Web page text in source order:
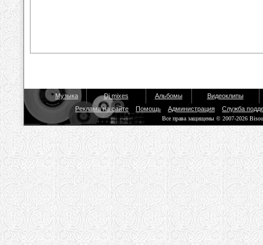
Музыка Dj mixes Альбомы
Видеоклипы
Реклама на сайте
Помощь Администрация Служба
Все права защищены © 2007-2026